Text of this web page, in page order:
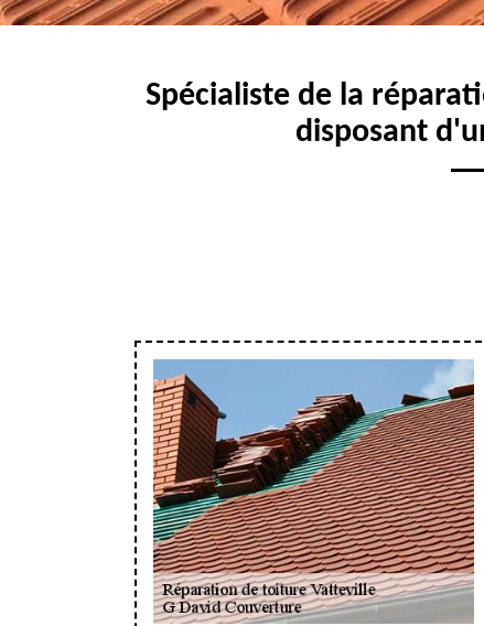
Spécialiste de la
disposant